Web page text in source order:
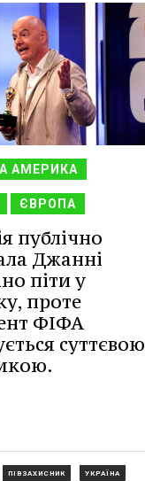
АМЕРИКА
ЄВРОПА
публічно
Джанні
піти у
проте
ФІФА
суттєвою
ПІВЗАХИСНИК УКРАЇНА